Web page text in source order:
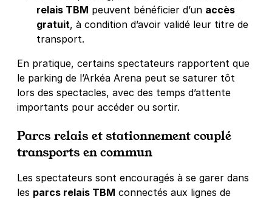
relais TBM peuvent bénéficier d’un accès
gratuit, à condition d’avoir validé leur titre de
transport.
En pratique, certains spectateurs rapportent que
le parking de l’Arkéa Arena peut se saturer tôt
lors des spectacles, avec des temps d’attente
importants pour accéder ou sortir.
Parcs relais et stationnement couplé
transports en commun
Les spectateurs sont encouragés à se garer dans
les parcs relais TBM connectés aux lignes de